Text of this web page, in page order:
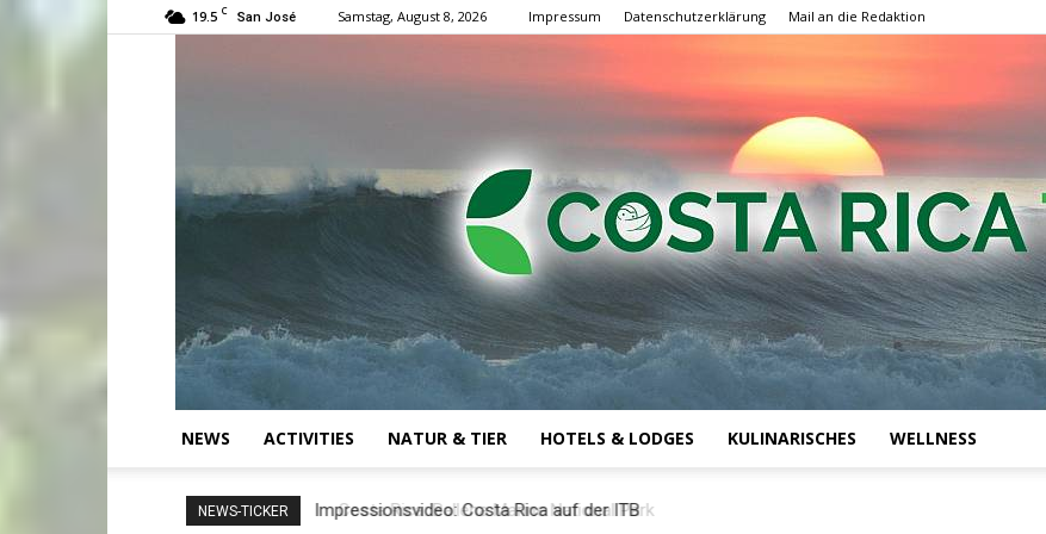
19.5 C San José Samstag, August 8, 2026 Impressum Datenschutzerklärung Mail an die Redaktion
NEWS ACTIVITIES NATUR & TIER HOTELS & LODGES KULINARISCHES WELLNESS
NEWS-TICKER Costa Rica: Ballena Marine National Park